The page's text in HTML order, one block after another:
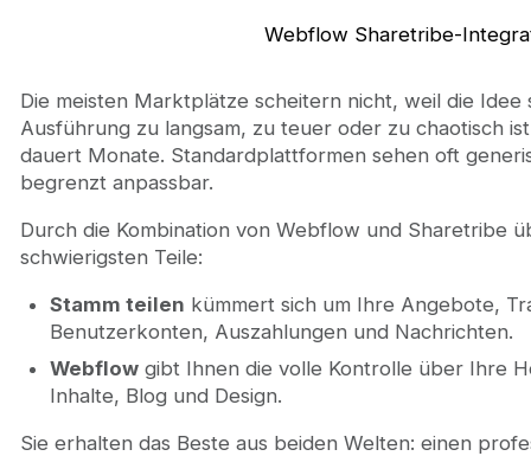
Webflow Sharetribe-
Die meisten Marktplätze scheitern nicht, weil die
Ausführung zu langsam, zu teuer oder zu chaotisch
dauert Monate. Standardplattformen sehen oft
begrenzt anpassbar.
Durch die Kombination von Webflow und Sharetribe
schwierigsten Teile:
Stamm teilen kümmert sich um Ihre Angebote,
Benutzerkonten, Auszahlungen und Nachrichten.
Webflowgibt Ihnen die volle Kontrolle über Ihre
Inhalte, Blog und Design.
Sie erhalten das Beste aus beiden Welten: einen